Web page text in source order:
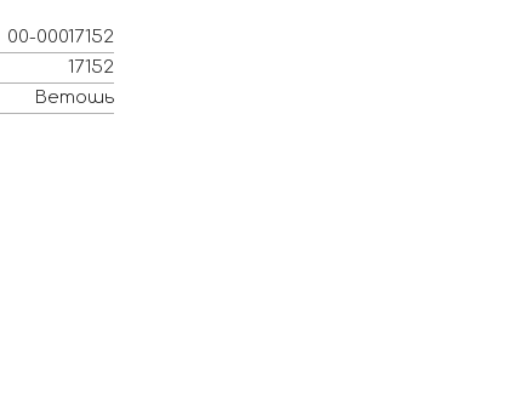
00-00017152
17152
Ветошь